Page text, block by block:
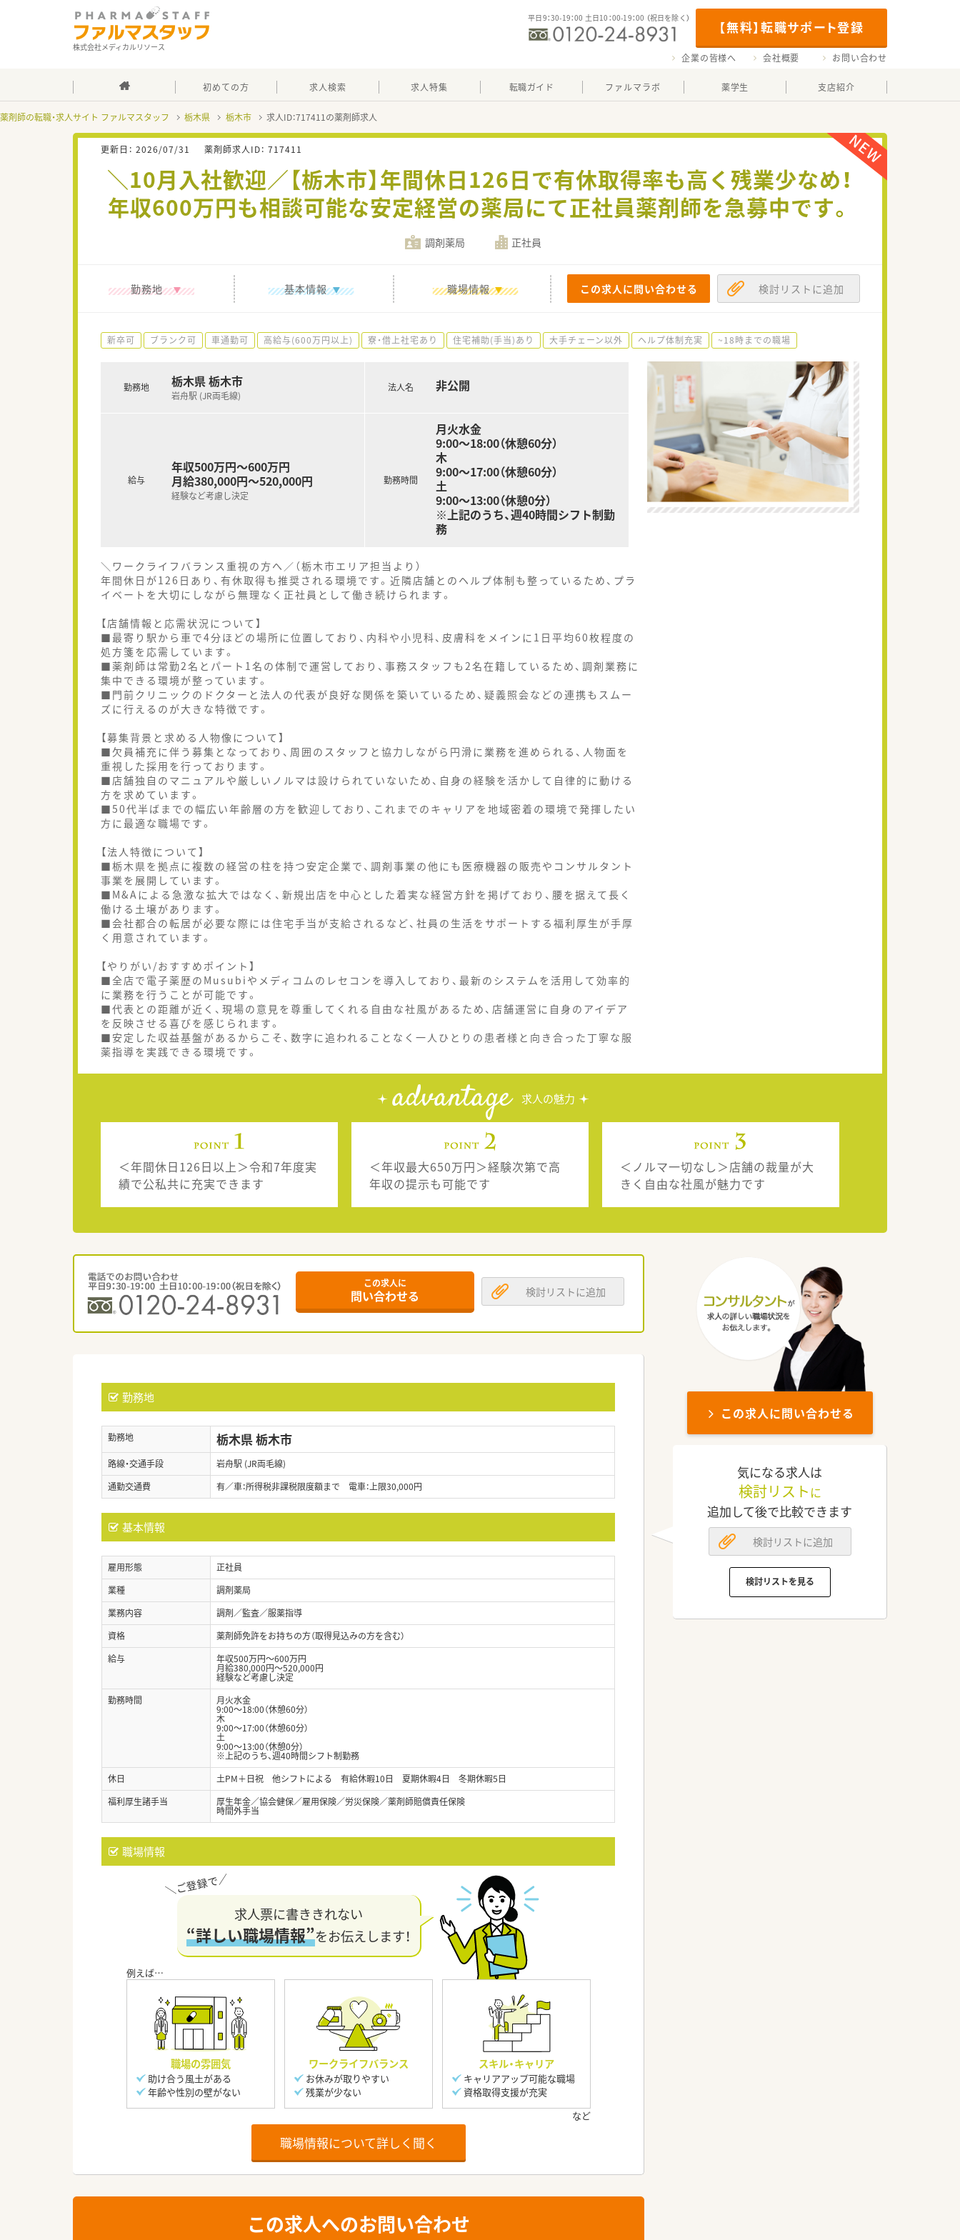
株式会社メディカルリソース
【無料】転職サポート登録
平日9：30-19：00 土日10：00-19：00 （祝日を除く）
企業の皆様へ 会社概要 お問い合わせ
初めての方 求人検索 求人特集 転職ガイド ファルマラボ 薬学生 支店紹介
薬剤師の転職・求人サイト ファルマスタッフ 栃木県 栃木市 求人ID：717411の薬剤師求人
更新日： 2026/07/31 薬剤師求人ID： 717411
＼10月入社歓迎／【栃木市】年間休日126日で有休取得率も高く残業少なめ！
年収600万円も相談可能な安定経営の薬局にて正社員薬剤師を急募中です。
調剤薬局 正社員
勤務地 基本情報 職場情報 この求人に問い合わせる 検討リストに追加
新卒可 ブランク可 車通勤可 高給与(600万円以上) 寮・借上社宅あり 住宅補助(手当)あり 大手チェーン以外 ヘルプ体制充実 ~18時までの職場
勤務地 栃木県 栃木市
岩舟駅 (JR両毛線)
給与
年収500万円～600万円
月給380,000円～520,000円
経験など考慮し決定
法人名 非公開
勤務時間
月火水金
9:00～18:00（休憩60分）
木
9:00～17:00（休憩60分）
土
9:00～13:00（休憩0分）
※上記のうち、週40時間シフト制勤
務
＼ワークライフバランス重視の方へ／（栃木市エリア担当より）
年間休日が126日あり、有休取得も推奨される環境です。近隣店舗とのヘルプ体制も整っているため、プラ
イベートを大切にしながら無理なく正社員として働き続けられます。
【店舗情報と応需状況について】
■最寄り駅から車で4分ほどの場所に位置しており、内科や小児科、皮膚科をメインに1日平均60枚程度の
処方箋を応需しています。
■薬剤師は常勤2名とパート1名の体制で運営しており、事務スタッフも2名在籍しているため、調剤業務に
集中できる環境が整っています。
■門前クリニックのドクターと法人の代表が良好な関係を築いているため、疑義照会などの連携もスムー
ズに行えるのが大きな特徴です。
【募集背景と求める人物像について】
■欠員補充に伴う募集となっており、周囲のスタッフと協力しながら円滑に業務を進められる、人物面を
重視した採用を行っております。
■店舗独自のマニュアルや厳しいノルマは設けられていないため、自身の経験を活かして自律的に動ける
方を求めています。
■50代半ばまでの幅広い年齢層の方を歓迎しており、これまでのキャリアを地域密着の環境で発揮したい
方に最適な職場です。
【法人特徴について】
■栃木県を拠点に複数の経営の柱を持つ安定企業で、調剤事業の他にも医療機器の販売やコンサルタント
事業を展開しています。
■M&Aによる急激な拡大ではなく、新規出店を中心とした着実な経営方針を掲げており、腰を据えて長く
働ける土壌があります。
■会社都合の転居が必要な際には住宅手当が支給されるなど、社員の生活をサポートする福利厚生が手厚
く用意されています。
【やりがい/おすすめポイント】
■全店で電子薬歴のMusubiやメディコムのレセコンを導入しており、最新のシステムを活用して効率的
に業務を行うことが可能です。
■代表との距離が近く、現場の意見を尊重してくれる自由な社風があるため、店舗運営に自身のアイデア
を反映させる喜びを感じられます。
■安定した収益基盤があるからこそ、数字に追われることなく一人ひとりの患者様と向き合った丁寧な服
薬指導を実践できる環境です。
advantage 求人の魅力
＜年間休日126日以上＞令和7年度実
績で公私共に充実できます
＜年収最大650万円＞経験次第で高
年収の提示も可能です
＜ノルマ一切なし＞店舗の裁量が大
きく自由な社風が魅力です
この求人に
問い合わせる 検討リストに追加
勤務地
勤務地 栃木県 栃木市
路線・交通手段
岩舟駅 (JR両毛線)
通勤交通費
有／車：所得税非課税限度額まで 電車：上限30,000円
基本情報
雇用形態
正社員
業種
調剤薬局
業務内容
調剤／監査／服薬指導
資格
薬剤師免許をお持ちの方（取得見込みの方を含む）
給与
年収500万円～600万円
月給380,000円～520,000円
経験など考慮し決定
勤務時間
月火水金
9:00～18:00（休憩60分）
木
9:00～17:00（休憩60分）
土
9:00～13:00（休憩0分）
※上記のうち、週40時間シフト制勤務
休日
土PM＋日祝 他シフトによる 有給休暇10日 夏期休暇4日 冬期休暇5日
福利厚生諸手当
厚生年金／協会健保／雇用保険／労災保険／薬剤師賠償責任保険
時間外手当
職場情報
求人票に書ききれない
“詳しい職場情報”をお伝えします！
職場の雰囲気
助け合う風土がある
年齢や性別の壁がない
ワークライフバランス
お休みが取りやすい
残業が少ない
スキル・キャリア
キャリアアップ可能な職場
資格取得支援が充実
職場情報について詳しく聞く
この求人へのお問い合わせ
この求人に問い合わせる
気になる求人は
検討リスト に
追加して後で比較できます
検討リストに追加
検討リストを見る